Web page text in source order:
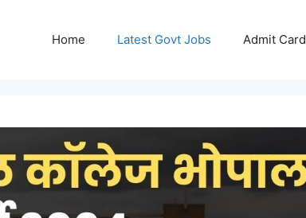
Home Latest Govt Jobs Admit Card